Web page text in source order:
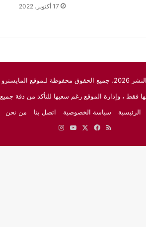
17 أكتوبر، 2022
الرياضي
فقط ، وإدارة الموقع رغم سعيها للتأكد من دقة
الرئيسية
سياسة الخصوصية اتصل بنا
من نحن
ملخصفيسبوك ‫YouTubeانستقرام